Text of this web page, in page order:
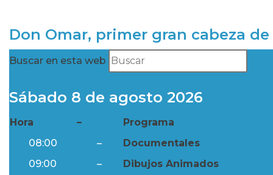
Don Omar, primer gran cabeza
Buscar en esta web
Sábado 8 de agosto 2026
Hora –
Programa
08:00
–
Documentales
09:00
–
Dibujos Animados